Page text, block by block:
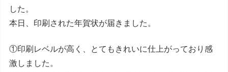
した。
本日、印刷された年賀状が届きました。
①印刷レベルが高く、とてもきれいに仕上がっており感
激しました。